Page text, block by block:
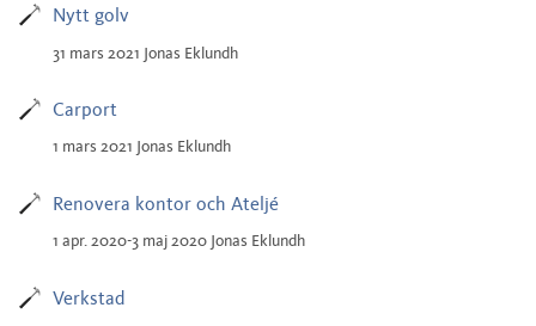
Nytt golv
31 mars 2021 Jonas Eklundh
Carport
1 mars 2021 Jonas Eklundh
Renovera kontor och Ateljé
1 apr. 2020-3 maj 2020 Jonas Eklundh
Verkstad